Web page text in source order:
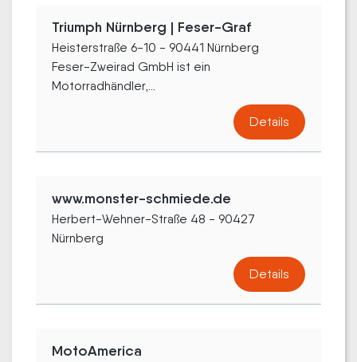
Triumph Nürnberg | Feser-Graf
Heisterstraße 6-10 - 90441 Nürnberg
Feser-Zweirad GmbH ist ein
Motorradhändler,...
Details
www.monster-schmiede.de
Herbert-Wehner-Straße 48 - 90427
Nürnberg
Details
MotoAmerica